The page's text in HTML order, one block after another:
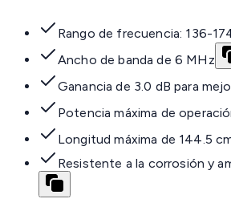
Rango de frecuencia: 136-
Ancho de banda de 6 MHz
Ganancia de 3.0 dB para
Potencia máxima de
Longitud máxima de 144.5
Resistente a la corrosión y